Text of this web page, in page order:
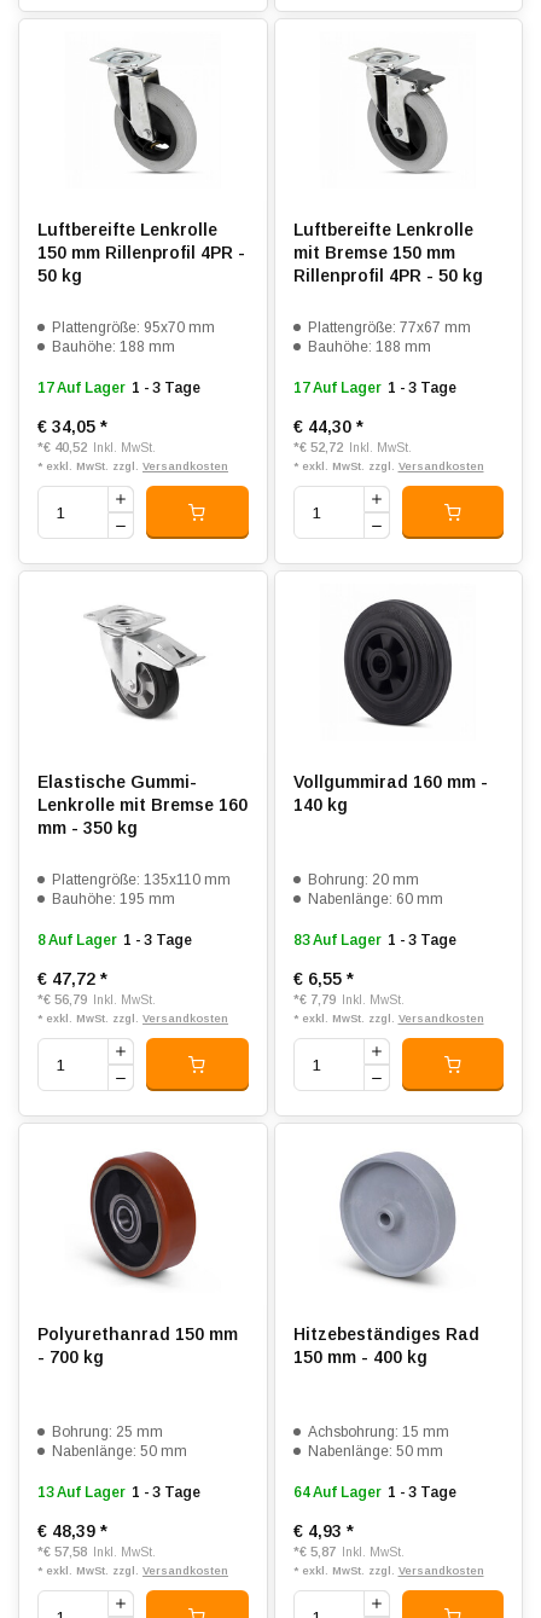
Luftbereifte Lenkrolle
150 mm Rillenprofil 4PR -
50 kg
Plattengröße: 95x70 mm
Bauhöhe: 188 mm
17 Auf Lager 1 - 3 Tage
€ 34,05 *
*€ 40,52 Inkl. MwSt.
* exkl. MwSt. zzgl. Versandkosten
Luftbereifte Lenkrolle
mit Bremse 150 mm
Rillenprofil 4PR - 50 kg
Plattengröße: 77x67 mm
Bauhöhe: 188 mm
17 Auf Lager 1 - 3 Tage
€ 44,30 *
*€ 52,72 Inkl. MwSt.
* exkl. MwSt. zzgl. Versandkosten
Elastische Gummi-
Lenkrolle mit Bremse 160
mm - 350 kg
Plattengröße: 135x110 mm
Bauhöhe: 195 mm
8 Auf Lager 1 - 3 Tage
€ 47,72 *
*€ 56,79 Inkl. MwSt.
* exkl. MwSt. zzgl. Versandkosten
Vollgummirad 160 mm -
140 kg
Bohrung: 20 mm
Nabenlänge: 60 mm
83 Auf Lager 1 - 3 Tage
€ 6,55 *
*€ 7,79 Inkl. MwSt.
* exkl. MwSt. zzgl. Versandkosten
Polyurethanrad 150 mm
- 700 kg
Bohrung: 25 mm
Nabenlänge: 50 mm
13 Auf Lager 1 - 3 Tage
€ 48,39 *
*€ 57,58 Inkl. MwSt.
* exkl. MwSt. zzgl. Versandkosten
Hitzebeständiges Rad
150 mm - 400 kg
Achsbohrung: 15 mm
Nabenlänge: 50 mm
64 Auf Lager 1 - 3 Tage
€ 4,93 *
*€ 5,87 Inkl. MwSt.
* exkl. MwSt. zzgl. Versandkosten